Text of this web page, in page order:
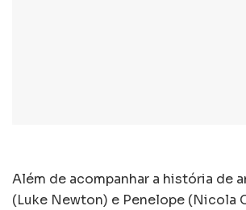
Além de acompanhar a história de
(Luke Newton) e Penelope (Nicola